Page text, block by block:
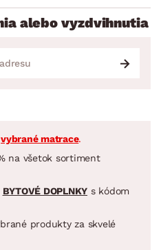
alebo vyzdvihnutia
vybrané matrace.
na všetok sortiment
BYTOVÉ DOPLNKY s kódom
produkty za skvelé